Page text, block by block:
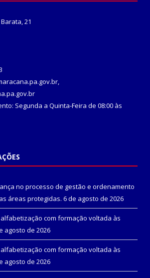
21
Segunda a Quinta-Feira de 08:00 às
no processo de gestão e ordenamento
áreas protegidas. 6 de agosto de 2026
com formação voltada às
agosto de 2026
com formação voltada às
agosto de 2026